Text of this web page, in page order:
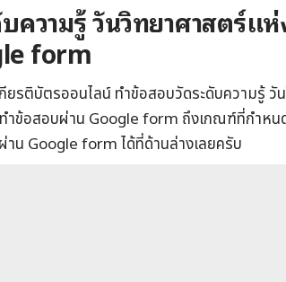
ความรู้ วันวิทยาศาสตร์แ
form
รติบัตรออนไลน์ ทำข้อสอบวัดระดับความรู้ วั
ำข้อสอบผ่าน Google form ถึงเกณฑ์ที่กำหน
น Google form ได้ที่ด้านล่างเลยครับ